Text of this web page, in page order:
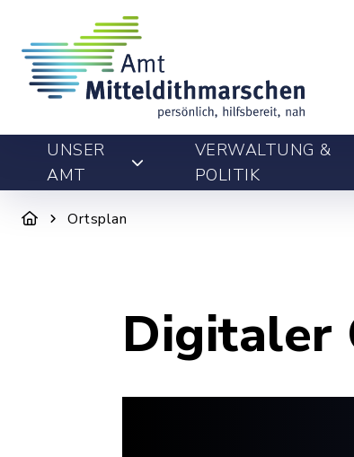
UNSER
AMT
VERWALTUNG &
POLITIK
Ortsplan
Digitaler